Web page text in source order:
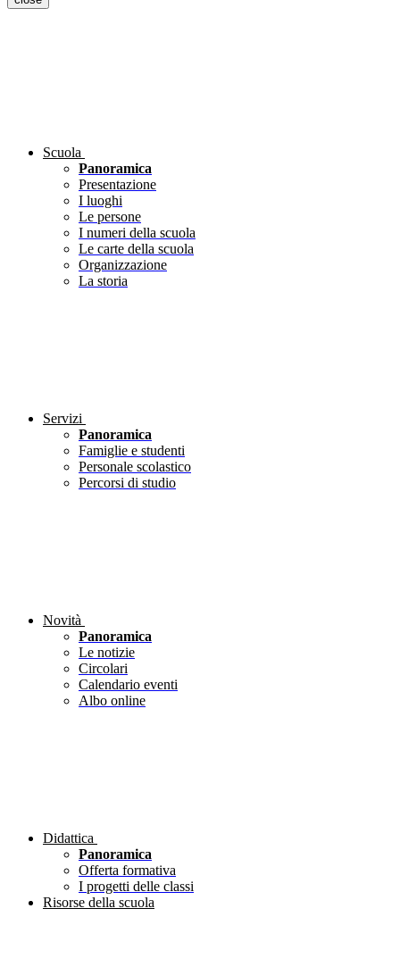
Scuola
Panoramica
Presentazione
I luoghi
Le persone
I numeri della scuola
Le carte della scuola
Organizzazione
La storia
Servizi
Panoramica
Famiglie e studenti
Personale scolastico
Percorsi di studio
Novità
Panoramica
Le notizie
Circolari
Calendario eventi
Albo online
Didattica
Panoramica
Offerta formativa
I progetti delle classi
Risorse della scuola